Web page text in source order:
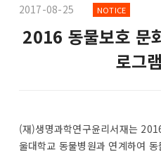
2017-08-25 NOTICE
2016 동물보호 문
로그
(재)생명과학연구윤리서재는
울대학교 동물병원과 연계하여